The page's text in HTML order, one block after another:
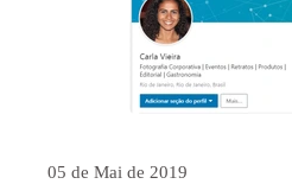
05 de Mai de 2019